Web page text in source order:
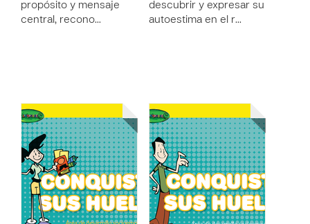
propósito y mensaje
central, recono…
descubrir y expresar su
autoestima en el r…